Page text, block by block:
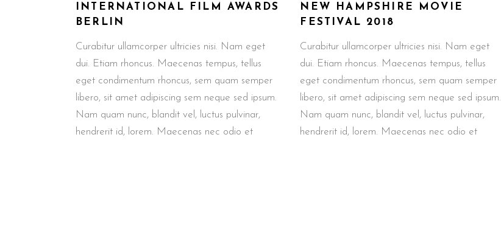
INTERNATIONAL FILM AWARDS
BERLIN
Curabitur ullamcorper ultricies nisi. Nam eget
dui. Etiam rhoncus. Maecenas tempus, tellus
eget condimentum rhoncus, sem quam semper
libero, sit amet adipiscing sem neque sed ipsum.
Nam quam nunc, blandit vel, luctus pulvinar,
hendrerit id, lorem. Maecenas nec odio et
NEW HAMPSHIRE MOVIE
FESTIVAL 2018
Curabitur ullamcorper ultricies nisi. Nam eget
dui. Etiam rhoncus. Maecenas tempus, tellus
eget condimentum rhoncus, sem quam semper
libero, sit amet adipiscing sem neque sed ipsum.
Nam quam nunc, blandit vel, luctus pulvinar,
hendrerit id, lorem. Maecenas nec odio et